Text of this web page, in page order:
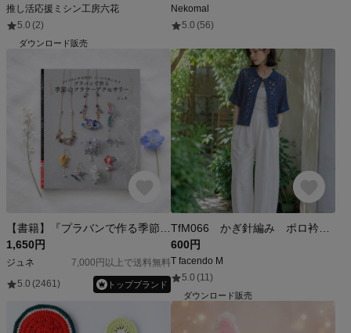
推し活応援ミシン工房六花
5.0 (2)
ダウンロード販売
Nekomal
5.0 (56)
1,650円
ジュネ
7,000円以上で送料無料
5.0 (2461) トップブランド
600円
T facendo M
5.0 (11)
ダウンロード販売